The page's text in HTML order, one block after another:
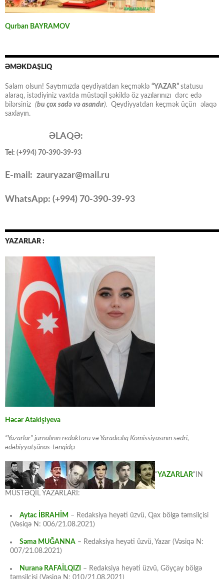
Qurban BAYRAMOV
ƏMƏKDAŞLIQ
Salam olsun! Saytımızda qeydiyatdan keçməklə “YAZAR” statusu
alaraq, istədiyiniz vaxtda müstəqil şəkildə öz yazılarınızı dərc edə
bilərsiniz (bu çox sadə və asandır). Qeydiyyatdan keçmək üçün əlaqə
saxlayın.
ƏLAQƏ:
Tel: (+994) 70-390-39-93
E-mail: zauryazar@mail.ru
WhatsApp: (+994) 70-390-39-93
YAZARLAR :
Həcər Atakişiyeva
“Yazarlar” jurnalının redaktoru və Yaradıcılıq Komissiyasının sədri,
ədəbiyyatşünas-tənqidçı
“YAZARLAR“IN
MÜSTƏQİL YAZARLARI:
Aytac İBRAHİM – Redaksiya heyəti üzvü, Qax bölgə təmsilçisi
(Vəsiqə N: 006/21.08.2021)
Səma MUĞANNA – Redaksiya heyəti üzvü, Yazar (Vəsiqə N:
007/21.08.2021)
Nuranə RAFAİLQIZI
– Redaksiya heyəti üzvü, Göyçay bölgə